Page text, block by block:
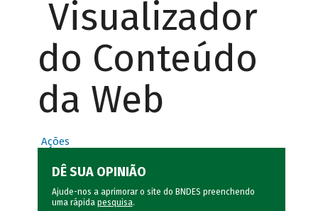
Visualizador
do Conteúdo
da Web
Ações
DÊ SUA OPINIÃO
Ajude-nos a aprimorar o site do BNDES preenchendo
uma rápida pesquisa.